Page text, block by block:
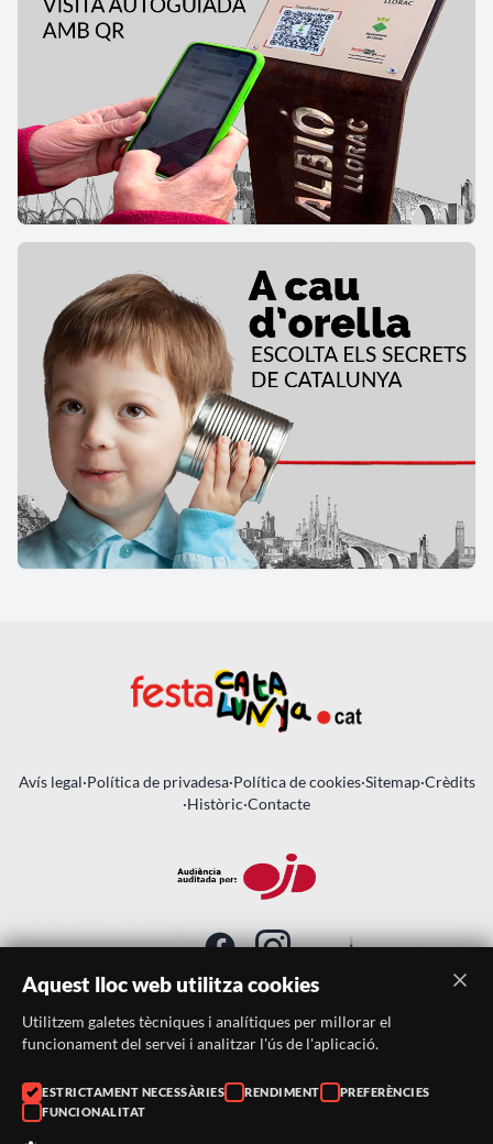
Avís legal·Política de privadesa·Política de cookies·Sitemap·Crèdits
·Històric·Contacte
SUBSCRIU-TE AL BUTLLETÍ
Telèfon:
938046359
Correu:
Aquest lloc web utilitza cookies
Utilitzem galetes tècniques i analítiques per millorar el
funcionament del servei i analitzar l'ús de l'aplicació.
ESTRICTAMENT NECESSÀRIES RENDIMENT
PREFERÈNCIES
FUNCIONALITAT